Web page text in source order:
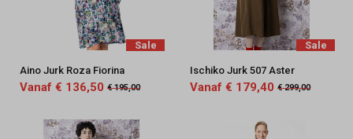
Sale
Aino Jurk Roza Fiorina
Vanaf € 136,50 € 195,00
Sale
Ischiko Jurk 507 Aster
Vanaf € 179,40 € 299,00